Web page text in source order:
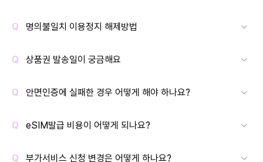
명의불일치 이용정지 해제방법
상품권 발송일이 궁금해요
안면인증에 실패한 경우 어떻게 해야 하나요?
eSIM발급 비용이 어떻게 되나요?
부가서비스 신청 변경은 어떻게 하나요?